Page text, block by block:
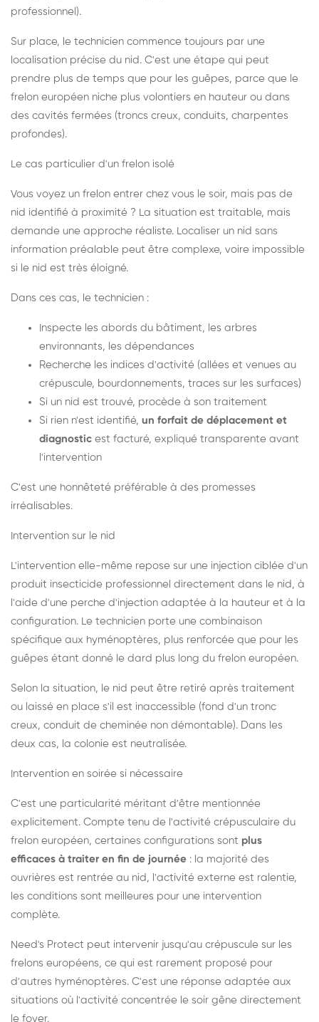
professionnel).
Sur place, le technicien commence toujours par une
localisation précise du nid. C'est une étape qui peut
prendre plus de temps que pour les guêpes, parce que le
frelon européen niche plus volontiers en hauteur ou dans
des cavités fermées (troncs creux, conduits, charpentes
profondes).
Le cas particulier d'un frelon isolé
Vous voyez un frelon entrer chez vous le soir, mais pas de
nid identifié à proximité ? La situation est traitable, mais
demande une approche réaliste. Localiser un nid sans
information préalable peut être complexe, voire impossible
si le nid est très éloigné.
Dans ces cas, le technicien :
Inspecte les abords du bâtiment, les arbres
environnants, les dépendances
Recherche les indices d'activité (allées et venues au
crépuscule, bourdonnements, traces sur les surfaces)
Si un nid est trouvé, procède à son traitement
Si rien n'est identifié, un forfait de déplacement et
diagnostic est facturé, expliqué transparente avant
l'intervention
C'est une honnêteté préférable à des promesses
irréalisables.
Intervention sur le nid
L'intervention elle-même repose sur une injection ciblée d'un
produit insecticide professionnel directement dans le nid, à
l'aide d'une perche d'injection adaptée à la hauteur et à la
configuration. Le technicien porte une combinaison
spécifique aux hyménoptères, plus renforcée que pour les
guêpes étant donné le dard plus long du frelon européen.
Selon la situation, le nid peut être retiré après traitement
ou laissé en place s'il est inaccessible (fond d'un tronc
creux, conduit de cheminée non démontable). Dans les
deux cas, la colonie est neutralisée.
Intervention en soirée si nécessaire
C'est une particularité méritant d'être mentionnée
explicitement. Compte tenu de l'activité crépusculaire du
frelon européen, certaines configurations sont plus
efficaces à traiter en fin de journée : la majorité des
ouvrières est rentrée au nid, l'activité externe est ralentie,
les conditions sont meilleures pour une intervention
complète.
Need's Protect peut intervenir jusqu'au crépuscule sur les
frelons européens, ce qui est rarement proposé pour
d'autres hyménoptères. C'est une réponse adaptée aux
situations où l'activité concentrée le soir gêne directement
le foyer.